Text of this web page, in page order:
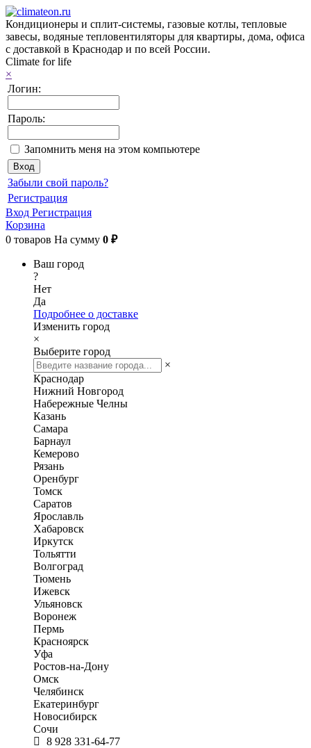
Кондиционеры и сплит-системы, газовые котлы, тепловые
завесы, водяные тепловентиляторы для квартиры, дома, офиса
с доставкой в Краснодар и по всей России.
Climate for life
×
Логин:
Пароль:
Запомнить меня на этом компьютере
Забыли свой пароль?
Регистрация
Вход Регистрация
Корзина
0 товаров На сумму 0 ₽
Ваш город
?
Нет
Да
Подробнее о доставке
Изменить город
×
Выберите город
×
Краснодар
Нижний Новгород
Набережные Челны
Казань
Самара
Барнаул
Кемерово
Рязань
Оренбург
Томск
Саратов
Ярославль
Хабаровск
Иркутск
Тольятти
Волгоград
Тюмень
Ижевск
Ульяновск
Воронеж
Пермь
Красноярск
Уфа
Ростов-на-Дону
Омск
Челябинск
Екатеринбург
Новосибирск
Сочи
8 928 331-64-77